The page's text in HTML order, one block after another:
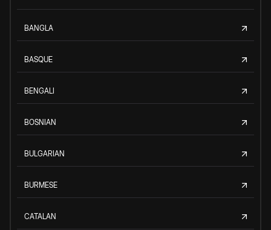
BANGLA
BASQUE
BENGALI
BOSNIAN
BULGARIAN
BURMESE
CATALAN